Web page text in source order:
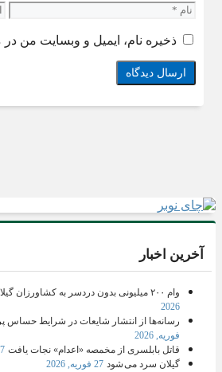
نام
ذخیره نام، ایمیل و وبسایت من
آخرین اخبار
وام ۲۰۰ میلیونی بدون دردسر به کشاورزان گیلانی
2026
رسانه‌ها از انتشار شایعات در شرایط حساس
فوریه, 2026
قاتل بابلسری از مخمصه «اعدام» نجات یافت 27
گیلان سرد می شود 27 فوریه, 2026